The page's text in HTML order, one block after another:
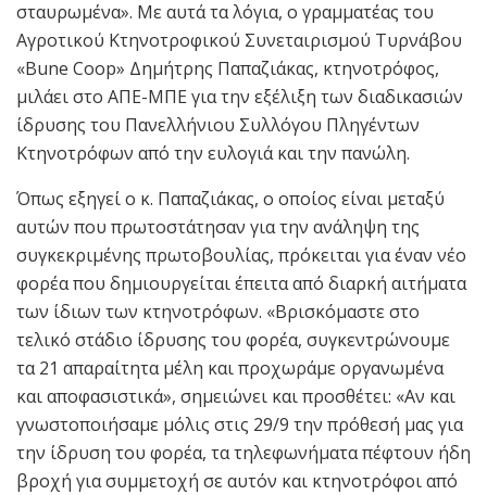
σταυρωμένα». Με αυτά τα λόγια, ο γραμματέας του
Αγροτικού Κτηνοτροφικού Συνεταιρισμού Τυρνάβου
«Bune Coop» Δημήτρης Παπαζιάκας, κτηνοτρόφος,
μιλάει στο ΑΠΕ-ΜΠΕ για την εξέλιξη των διαδικασιών
ίδρυσης του Πανελλήνιου Συλλόγου Πληγέντων
Κτηνοτρόφων από την ευλογιά και την πανώλη.
Όπως εξηγεί ο κ. Παπαζιάκας, ο οποίος είναι μεταξύ
αυτών που πρωτοστάτησαν για την ανάληψη της
συγκεκριμένης πρωτοβουλίας, πρόκειται για έναν νέο
φορέα που δημιουργείται έπειτα από διαρκή αιτήματα
των ίδιων των κτηνοτρόφων. «Βρισκόμαστε στο
τελικό στάδιο ίδρυσης του φορέα, συγκεντρώνουμε
τα 21 απαραίτητα μέλη και προχωράμε οργανωμένα
και αποφασιστικά», σημειώνει και προσθέτει: «Αν και
γνωστοποιήσαμε μόλις στις 29/9 την πρόθεσή μας για
την ίδρυση του φορέα, τα τηλεφωνήματα πέφτουν ήδη
βροχή για συμμετοχή σε αυτόν και κτηνοτρόφοι από